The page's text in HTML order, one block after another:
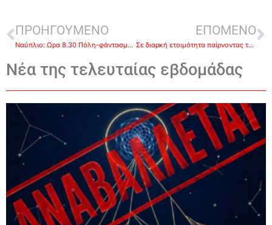
ΠΡΟΗΓΟΥΜΕΝΟ
Ναύπλιο: Ωρα 8.30 Πόλη-φάντασμα λόγω ιού-ΦΩΤΟΡΕΠΟΡΤΑΖ
ΕΠΟΜΕΝΟ
Σε διαρκή ετοιμότητα παίρνοντας τα αναγκαία μέτρα ο Δήμος Ναυπλιέων
Νέα της τελευταίας εβδομάδας